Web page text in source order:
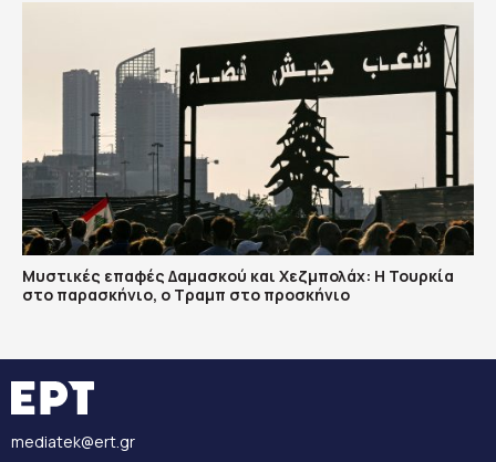
​Μυστικές επαφές Δαμασκού και Χεζμπολάχ: Η Τουρκία
στο παρασκήνιο, ο Τραμπ στο προσκήνιο
mediatek@ert.gr